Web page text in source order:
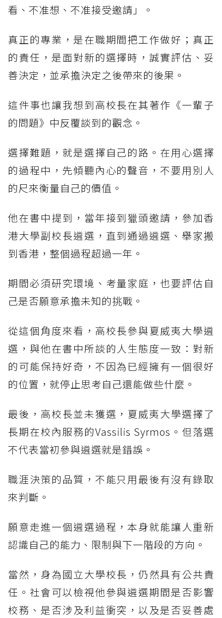
看、不准想、不准接受邀請」。
真正的專業，是在職期間把工作做好；真正
的責任，是面對新的選擇時，誠實評估、妥
善決定，並承擔決定之後帶來的後果。
這件事也讓我想到高校長在其著作《一輩子
的問題》中反覆談到的觀念。
選擇難題，就是選擇自己的路。在用心選擇
的過程中，先傾聽內心的聲音，不要用別人
的尺來衡量自己的價值。
他在書中提到，當年接到獵頭邀請，參加香
港大學副校長遴選，直到通過遴選、舉家搬
到香港，整個過程超過一年。
期間必須研究環境、考量家庭，也要評估自
己是否願意承擔未知的挑戰。
從這個角度來看，高校長參與夏威夷大學遴
選，與他在書中所談的人生態度一致：對新
的可能保持好奇，不因為已經擁有一個很好
的位置，就停止思考自己還能做些什麼。
最後，高校長並未獲選，夏威夷大學選擇了
長期在校內服務的Vassilis Syrmos。但落選
不代表當初參與遴選就是錯誤。
職涯決策的品質，不能只用最後有沒有錄取
來判斷。
願意走進一個遴選過程，本身就能讓人重新
認識自己的能力、限制與下一階段的方向。
當然，身為國立大學校長，仍然具有公共責
任。社會可以檢視他參與遴選期間是否影響
校務、是否涉及利益衝突，以及是否妥善處